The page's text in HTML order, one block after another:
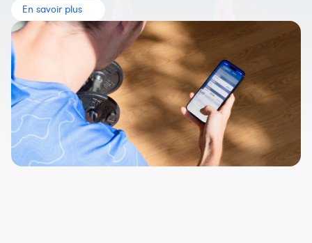
En savoir plus